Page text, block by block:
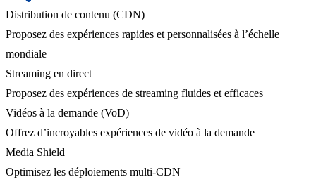
Distribution de contenu (CDN)
Proposez des expériences rapides et personnalisées à l’échelle
mondiale
Streaming en direct
Proposez des expériences de streaming fluides et efficaces
Vidéos à la demande (VoD)
Offrez d’incroyables expériences de vidéo à la demande
Media Shield
Optimisez les déploiements multi-CDN